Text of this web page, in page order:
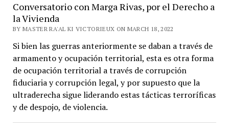
Conversatorio con Marga Rivas, por el Derecho a
la Vivienda
BY MASTER RA'AL KI VICTORIEUX ON MARCH 18, 2022
Si bien las guerras anteriormente se daban a través de
armamento y ocupación territorial, esta es otra forma
de ocupación territorial a través de corrupción
fiduciaria y corrupción legal, y por supuesto que la
ultraderecha sigue liderando estas tácticas terroríficas
y de despojo, de violencia.